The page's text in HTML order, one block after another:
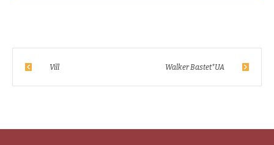
Vill Walker Bastet*UA